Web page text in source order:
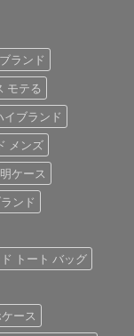
ランド
モテる
イブランド
メンズ
ケース
ンド
トート バッグ
ース